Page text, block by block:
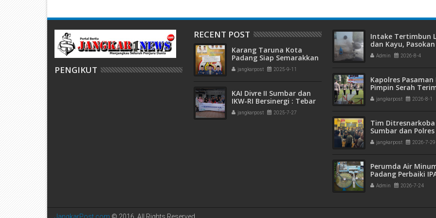
PENGIKUT
RECENT POST
Karang Taruna Kota
Padang Siap Semarakkan
HUT ke-65 : Dari
Lapangan Hijau hingga
jangkarpost 2025-9-11
KAI Divre II Sumbar dan
IKW-RI Bersinergi : Tebar
Kepedulian Sosial Untuk
Panti Asuhan
jangkarpost 2025-7-27
Intake Tertimbun
dan Kayu,
Bersih di Kota
Terganggu
Admin 2026-8-4
Kapolres
Pimpin Serah
Jabatan PJU Polres
Kapolsek Sungai
jangkarpost 2026-8-1
Tim Ditresnarkoba
Sumbar dan
Gagalkan Peredaran
Narkotika, 30 Paket
jangkarpost 2026-7-29
Perumda Air
Padang Perbaiki
Gunung Pangilun,
Pelanggan
Admin 2026-7-24